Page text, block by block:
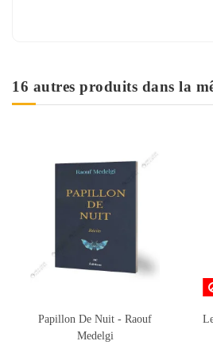
16 autres produits dans la
Les Secrets De La Femme
De Ménage - Freida